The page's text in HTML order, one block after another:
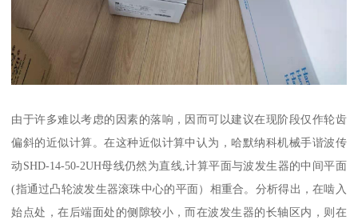
由于许多难以考虑的因素的落响，因而可以建议在现阶段仅作轮齿
偏斜的近似计算。在这种近似计算中认为，哈默纳科机械手谐波传
动SHD-14-50-2UH母线仍然为直线,计算平面与波发生器的中间平面
(指通过凸轮波发生器滚珠中心的平面）相重合。分析得出，在啮入
始点处，在后端面处的侧隙较小，而在波发生器的长轴区内，则在